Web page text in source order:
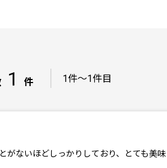
1 件 1件～1件目
ないほどしっかりしており、とても美